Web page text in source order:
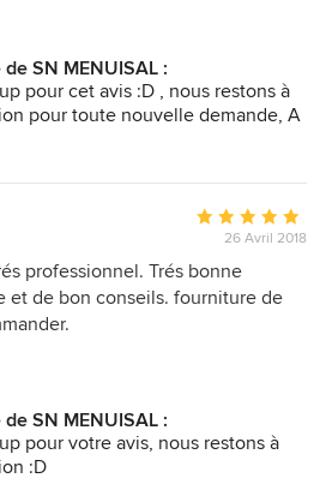
société pour la realisation de
SN MENUISAL :
pour cet avis :D , nous restons à
pour toute nouvelle demande, A
Note
moyenne
:
5
26 Avril 2018
professionnel. Trés bonne
et de bon conseils. fourniture de
SN MENUISAL :
pour votre avis, nous restons à
:D